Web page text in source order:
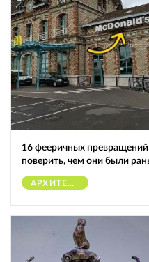
16 фееричных
поверить, чем они были
АРХИТЕКТУРА